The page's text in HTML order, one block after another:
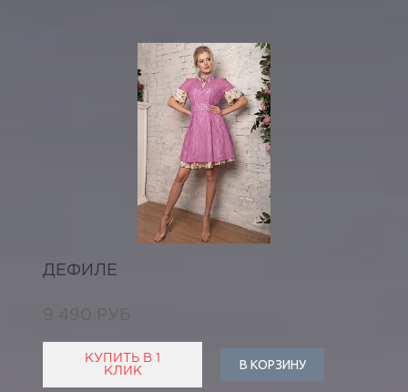
ДЕФИЛЕ
9 490 РУБ
КУПИТЬ В 1
КЛИК
В КОРЗИНУ